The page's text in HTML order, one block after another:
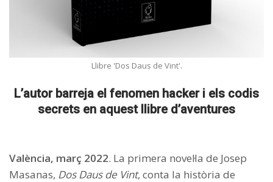
Llibre 'Dos Daus de Vint'.
L’autor barreja el fenomen hacker i els codis
secrets en aquest llibre d’aventures
València, març 2022. La primera novel·la de Josep
Masanas, Dos Daus de Vint, conta la història de